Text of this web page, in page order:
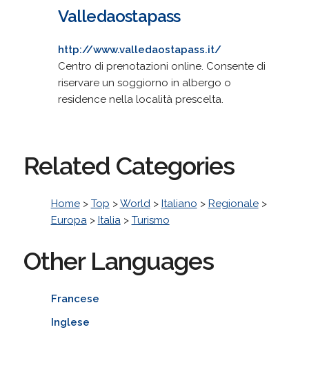
Valledaostapass
http://www.valledaostapass.it/
Centro di prenotazioni online. Consente di
riservare un soggiorno in albergo o
residence nella località prescelta.
Related Categories
Home> Top >World> Italiano > Regionale>
Europa> Italia> Turismo
Other Languages
Francese
Inglese